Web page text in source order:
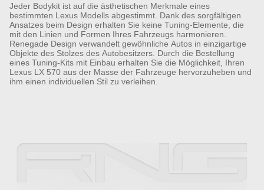
Jeder Bodykit ist auf die ästhetischen Merkmale eines
bestimmten Lexus Modells abgestimmt. Dank des sorgfältigen
Ansatzes beim Design erhalten Sie keine Tuning-Elemente, die
mit den Linien und Formen Ihres Fahrzeugs harmonieren.
Renegade Design verwandelt gewöhnliche Autos in einzigartige
Objekte des Stolzes des Autobesitzers. Durch die Bestellung
eines Tuning-Kits mit Einbau erhalten Sie die Möglichkeit, Ihren
Lexus LX 570 aus der Masse der Fahrzeuge hervorzuheben und
ihm einen individuellen Stil zu verleihen.